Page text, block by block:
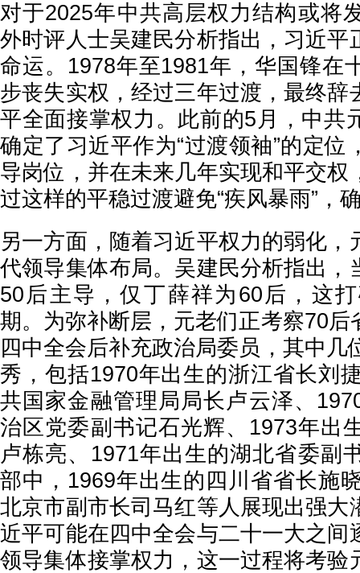
对于2025年中共高层权力结构或将
外时评人士吴建民分析指出，习近平
命运。1978年至1981年，华国锋在
步丧失实权，经过三年过渡，最终辞
平全面接掌权力。此前的5月，中共
确定了习近平作为“过渡领袖”的定位
导岗位，并在未来几年实现和平交权
过这样的平稳过渡避免“疾风暴雨”，
另一方面，随着习近平权力的弱化，
代领导集体布局。吴建民分析指出，
50后主导，仅丁薛祥为60后，这
期。为弥补断层，元老们正考察70后
四中全会后补充政治局委员，其中几
秀，包括1970年出生的浙江省长刘
共国家金融管理局局长卢云泽、
治区党委副书记石光辉、1973年出
卢栋亮、1971年出生的湖北省委副
部中，1969年出生的四川省省长施
北京市副市长司马红等人展现出强大
近平可能在四中全会与二十一大之间
领导集体接掌权力，这一过程将考验